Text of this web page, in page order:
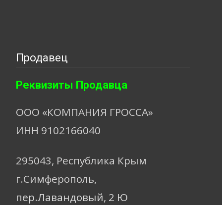
Продавец
Реквизиты Продавца
ООО «КОМПАНИЯ ГРОССА»
ИНН 9102166040
295043, Республика Крым
г.Симферополь,
пер.Лавандовый, 2 Ю